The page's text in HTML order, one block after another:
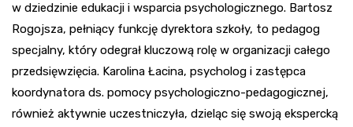
w dziedzinie edukacji i wsparcia psychologicznego. Bartosz
Rogojsza, pełniący funkcję dyrektora szkoły, to pedagog
specjalny, który odegrał kluczową rolę w organizacji całego
przedsięwzięcia. Karolina Łacina, psycholog i zastępca
koordynatora ds. pomocy psychologiczno-pedagogicznej,
również aktywnie uczestniczyła, dzieląc się swoją ekspercką